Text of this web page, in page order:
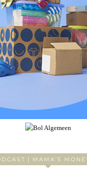
| MAMA’S